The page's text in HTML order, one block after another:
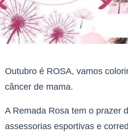
Outubro é ROSA, vamos
câncer de mama.
A Remada Rosa tem o prazer
assessorias esportivas e